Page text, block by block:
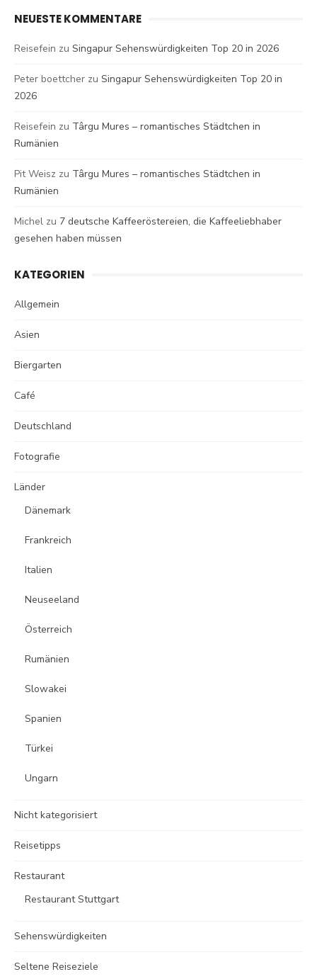
NEUESTE KOMMENTARE
Reisefein zu Singapur Sehenswürdigkeiten Top 20 in 2026
Peter boettcher zu Singapur Sehenswürdigkeiten Top 20 in
2026
Reisefein zu Târgu Mures – romantisches Städtchen in
Rumänien
Pit Weisz zu Târgu Mures – romantisches Städtchen in
Rumänien
Michel zu 7 deutsche Kaffeeröstereien, die Kaffeeliebhaber
gesehen haben müssen
KATEGORIEN
Allgemein
Asien
Biergarten
Café
Deutschland
Fotografie
Länder
Dänemark
Frankreich
Italien
Neuseeland
Österreich
Rumänien
Slowakei
Spanien
Türkei
Ungarn
Nicht kategorisiert
Reisetipps
Restaurant
Restaurant Stuttgart
Sehenswürdigkeiten
Seltene Reiseziele